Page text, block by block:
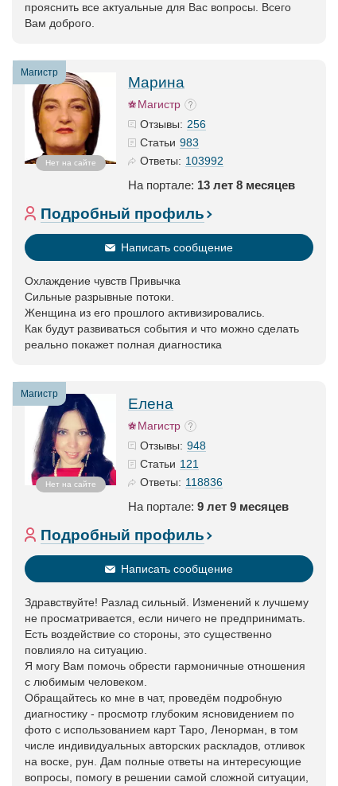
прояснить все актуальные для Вас вопросы. Всего
Вам доброго.
Магистр
Нет на сайте
Марина
Магистр
Отзывы: 256
Статьи 983
Ответы: 103992
На портале: 13 лет 8 месяцев
Подробный профиль
Написать сообщение
Охлаждение чувств Привычка
Сильные разрывные потоки.
Женщина из его прошлого активизировались.
Как будут развиваться события и что можно сделать
реально покажет полная диагностика
Магистр
Нет на сайте
Елена
Магистр
Отзывы: 948
Статьи 121
Ответы: 118836
На портале: 9 лет 9 месяцев
Подробный профиль
Написать сообщение
Здравствуйте! Разлад сильный. Изменений к лучшему
не просматривается, если ничего не предпринимать.
Есть воздействие со стороны, это существенно
повлияло на ситуацию.
Я могу Вам помочь обрести гармоничные отношения
с любимым человеком.
Обращайтесь ко мне в чат, проведём подробную
диагностику - просмотр глубоким ясновидением по
фото с использованием карт Таро, Ленорман, в том
числе индивидуальных авторских раскладов, отливок
на воске, рун. Дам полные ответы на интересующие
вопросы, помогу в решении самой сложной ситуации,